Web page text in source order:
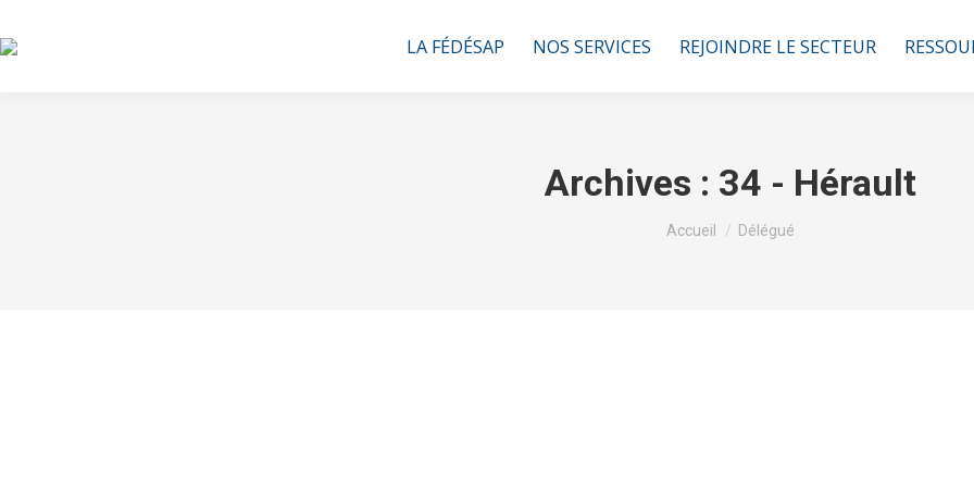
LA FÉDÉSAP NOS SERVICES REJOINDRE LE SECTEUR
Archives : 34 - Hérault
Vous êtes ici :
Accueil Délégué